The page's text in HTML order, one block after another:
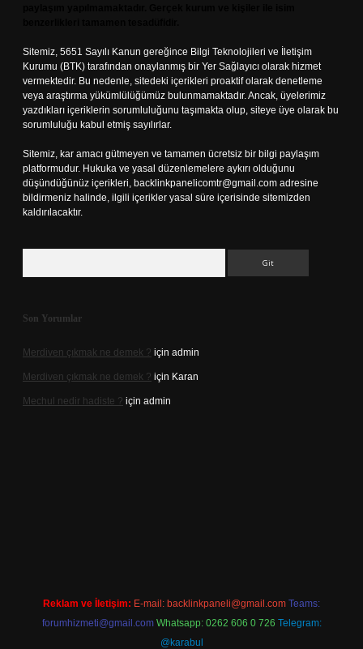
Sitemiz, 5651 Sayılı Kanun gereğince Bilgi Teknolojileri ve İletişim
Kurumu (BTK) tarafından onaylanmış bir Yer Sağlayıcı olarak hizmet
vermektedir. Bu nedenle, sitedeki içerikleri proaktif olarak denetleme
veya araştırma yükümlülüğümüz bulunmamaktadır. Ancak, üyelerimiz
yazdıkları içeriklerin sorumluluğunu taşımakta olup, siteye üye olarak bu
sorumluluğu kabul etmiş sayılırlar.
Sitemiz, kar amacı gütmeyen ve tamamen ücretsiz bir bilgi paylaşım
platformudur. Hukuka ve yasal düzenlemelere aykırı olduğunu
düşündüğünüz içerikleri, backlinkpanelicomtr@gmail.com adresine
bildirmeniz halinde, ilgili içerikler yasal süre içerisinde sitemizden
kaldırılacaktır.
Son Yorumlar
Merdiven çıkmak ne demek ? için admin
Merdiven çıkmak ne demek ? için Karan
Mechul nedir hadiste ? için admin
Reklam ve İletişim: E-mail: backlinkpaneli@gmail.com Teams:
forumhizmeti@gmail.com Whatsapp: 0262 606 0 726 Telegram:
@karabul